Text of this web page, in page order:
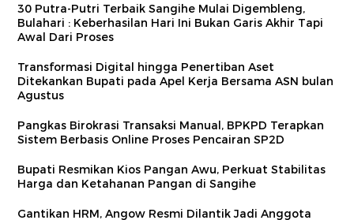
30 Putra-Putri Terbaik Sangihe Mulai Digembleng,
Bulahari : Keberhasilan Hari Ini Bukan Garis Akhir Tapi
Awal Dari Proses
Transformasi Digital hingga Penertiban Aset
Ditekankan Bupati pada Apel Kerja Bersama ASN bulan
Agustus
Pangkas Birokrasi Transaksi Manual, BPKPD Terapkan
Sistem Berbasis Online Proses Pencairan SP2D
Bupati Resmikan Kios Pangan Awu, Perkuat Stabilitas
Harga dan Ketahanan Pangan di Sangihe
Gantikan HRM, Angow Resmi Dilantik Jadi Anggota